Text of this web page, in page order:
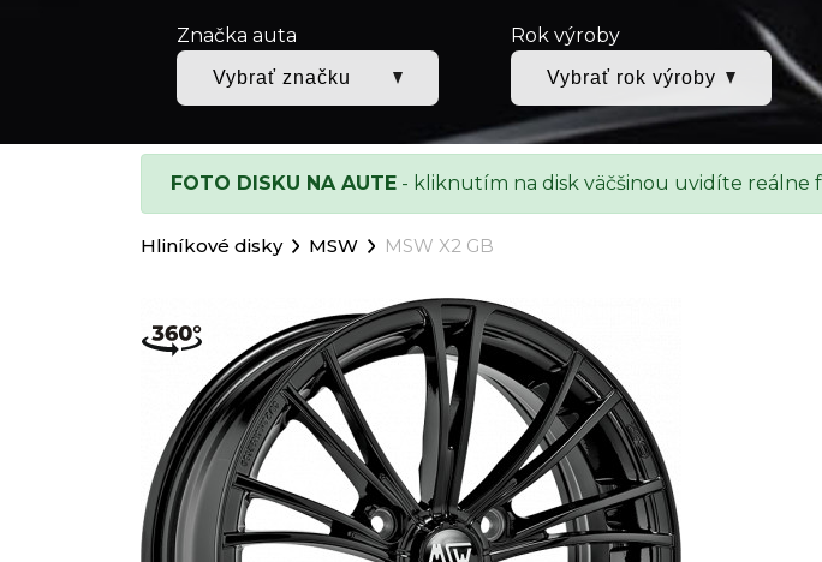
Značka auta Rok výroby
FOTO DISKU NA AUTE - kliknutím na disk väčšinou uvidíte reálne
Hliníkové disky MSW MSW X2 GB